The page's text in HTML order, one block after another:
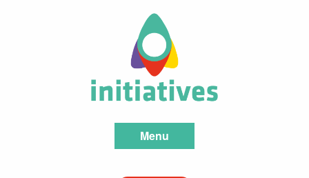
Menu